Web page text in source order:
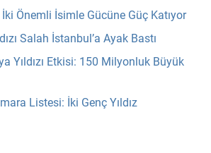
Önemli İsimle Gücüne Güç Katıyor
Salah İstanbul’a Ayak Bastı
Yıldızı Etkisi: 150 Milyonluk Büyük
Listesi: İki Genç Yıldız